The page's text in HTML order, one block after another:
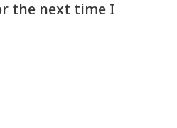
the next time I